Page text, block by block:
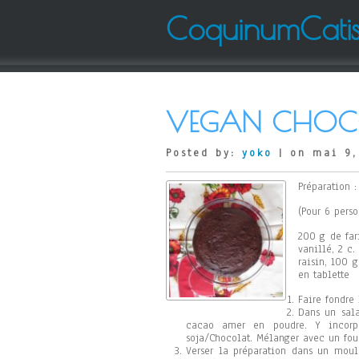
VEGAN
Posted by: yoko | on mai 9,
Préparation
(Pour 6
200 g de
vanillé, 2 c.
raisin, 100
en tablette
Faire
Dans un
cacao amer en poudre. Y
soja/Chocolat. Mélanger avec un
Verser la préparation dans un